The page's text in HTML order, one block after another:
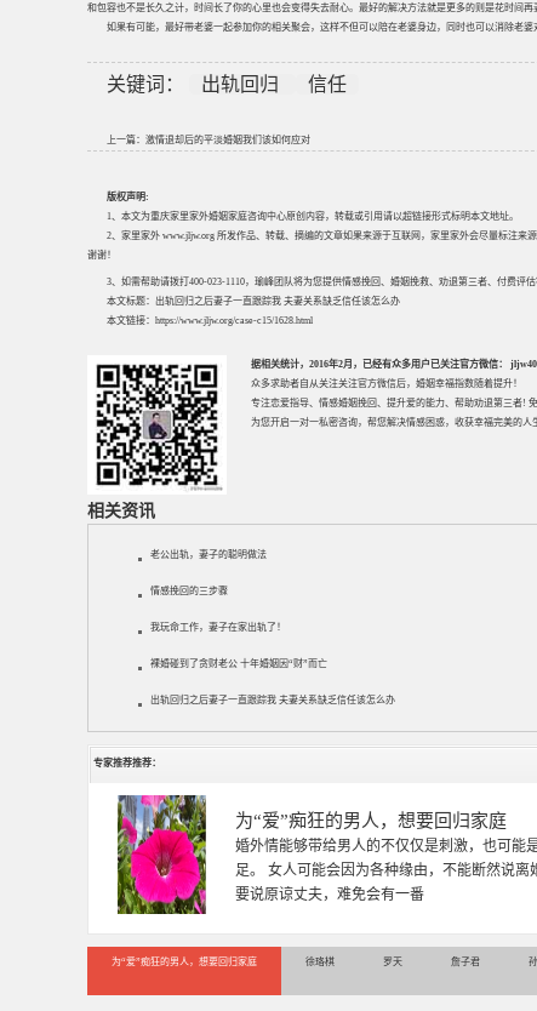
和包容也不是长久之计，时间长了你的心里也会变得失去耐心。最好的解决方法就是更多的则是花时间
如果有可能，最好带老婆一起参加你的相关聚会，这样不但可以陪在老婆身边，同时也可以消除老婆
关键词： 出轨回归 信任
上一篇： 激情退却后的平淡婚姻我们该如何应对
版权声明:
1、本文为重庆家里家外婚姻家庭咨询中心原创内容，转载或引用请以超链接形式标明本文地址。
2、家里家外 www.jljw.org 所发作品、转载、摘编的文章如果来源于互联网，家里家外会尽量标注来
谢谢！
3、如需帮助请拨打400-023-1110，瑜峰团队将为您提供情感挽回、婚姻挽救、劝退第三者、付费评
本文标题： 出轨回归之后妻子一直跟踪我 夫妻关系缺乏信任该怎么办
本文链接： https://www.jljw.org/case-c15/1628.html
据相关统计，2016年2月，已经有众多用户已关注官方微信：
众多求助者自从关注关注官方微信后，婚姻幸福指数随着提升！
专注恋爱指导、 情感婚姻挽回 、提升爱的能力、帮助劝退第三者!
为您开启一对一私密咨询，帮您解决情感困惑，收获幸福完美的人
相关资讯
老公出轨，妻子的聪明做法
情感挽回的三步骤
我玩命工作，妻子在家出轨了！
裸婚碰到了贪财老公 十年婚姻因“财”而亡
出轨回归之后妻子一直跟踪我 夫妻关系缺乏信任该怎么办
专家推荐推荐：
徐珞棋
徐珞棋，婚姻家庭咨询师，毕业于重庆师范大
多年，对婚姻情感分析、恋爱择偶、夫妻关系
千小时，积累了丰富的咨
为“爱”痴狂的男人，想要回归家庭 徐珞棋 罗天 詹子君